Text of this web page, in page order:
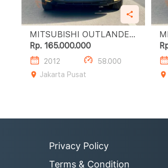
MITSUBISHI OUTLANDER
SPORT 2.0L PX
Rp. 165.000.000
2012
58.000
Jakarta Pusat
Privacy Policy
Terms & Condition